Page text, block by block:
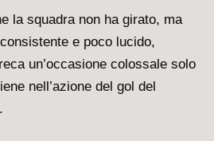
la squadra non ha girato, ma
e poco lucido,
un’occasione colossale solo
nell’azione del gol del